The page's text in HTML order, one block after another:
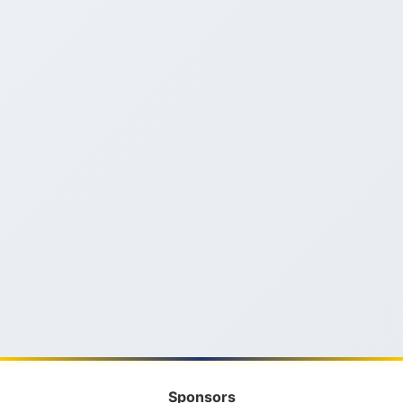
Sponsors